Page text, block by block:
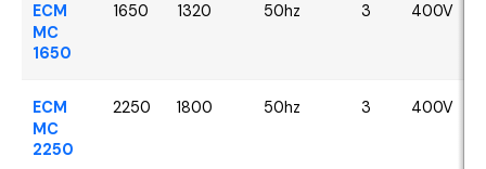
ECM
MC
1650
1650 1320 50hz 3 400V
ECM
MC
2250
2250 1800 50hz 3 400V